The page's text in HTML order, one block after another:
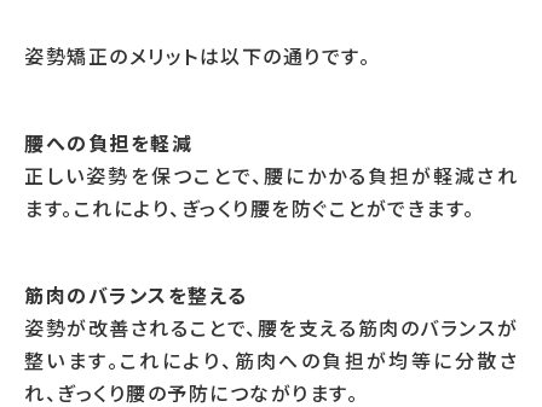
姿勢矯正のメリットは以下の通りです。
腰への負担を軽減
正しい姿勢を保つことで、腰にかかる負担が軽減され
ます。これにより、ぎっくり腰を防ぐことができます。
筋肉のバランスを整える
姿勢が改善されることで、腰を支える筋肉のバランスが
整います。これにより、筋肉への負担が均等に分散さ
れ、ぎっくり腰の予防につながります。